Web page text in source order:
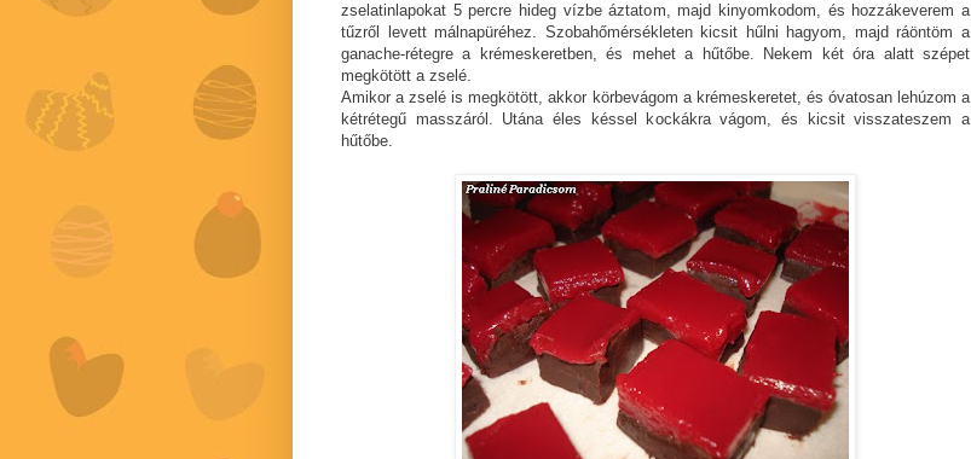
zselatinlapokat 5 percre hideg vízbe áztatom, majd kinyomkodom, és hozzákeverem a
tűzről levett málnapüréhez. Szobahőmérsékleten kicsit hűlni hagyom, majd ráöntöm a
ganache-rétegre a krémeskeretben, és mehet a hűtőbe. Nekem két óra alatt szépet
megkötött a zselé.
Amikor a zselé is megkötött, akkor körbevágom a krémeskeretet, és óvatosan lehúzom a
kétrétegű masszáról. Utána éles késsel kockákra vágom, és kicsit visszateszem a
hűtőbe.